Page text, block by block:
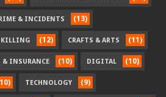
& INCIDENTS (13)
(12) CRAFTS & ARTS (11)
INSURANCE (10) DIGITAL (10)
TECHNOLOGY (9)